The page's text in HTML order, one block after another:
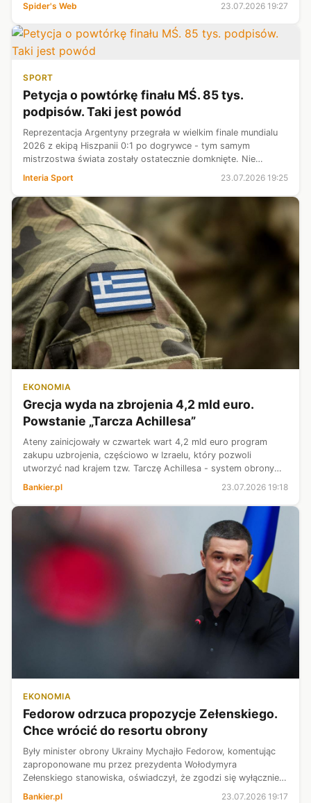
Spider's Web
23.07.2026 19:27
SPORT
Petycja o powtórkę finału MŚ. 85 tys.
podpisów. Taki jest powód
Reprezentacja Argentyny przegrała w wielkim finale mundialu
2026 z ekipą Hiszpanii 0:1 po dogrywce - tym samym
mistrzostwa świata zostały ostatecznie domknięte. Nie
bezpośredniego starcia o pu...
Interia Sport 23.07.2026 19:25
EKONOMIA
Grecja wyda na zbrojenia 4,2 mld euro.
Powstanie „Tarcza Achillesa”
Ateny zainicjowały w czwartek wart 4,2 mld euro program
zakupu uzbrojenia, częściowo w Izraelu, który pozwoli
utworzyć nad krajem tzw. Tarczę Achillesa - system obrony
wchodzi w nową erę” - kom...
Bankier.pl 23.07.2026 19:18
EKONOMIA
Fedorow odrzuca propozycje Zełenskiego.
Chce wrócić do resortu obrony
Były minister obrony Ukrainy Mychajło Fedorow, komentując
zaproponowane mu przez prezydenta Wołodymyra
Zełenskiego stanowiska, oświadczył, że zgodzi się wyłącznie
Bankier.pl 23.07.2026 19:17